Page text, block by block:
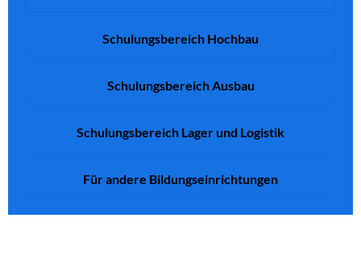
Schulungsbereich Hochbau
Schulungsbereich Ausbau
Schulungsbereich Lager und Logistik
Für andere Bildungseinrichtungen